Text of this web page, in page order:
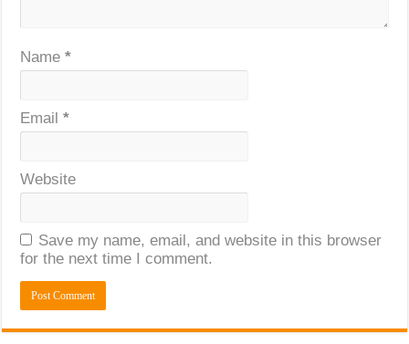
Name*
Email*
Website
Save my name, email, and website in this browser
for the next time I comment.